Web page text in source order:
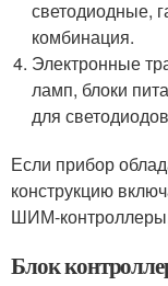
светодиодные,
комбинация.
Электронные
ламп, блоки
для
Если прибор
конструкцию
ШИМ-
Блок